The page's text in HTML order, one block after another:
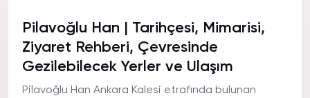
Pilavoğlu Han | Tarihçesi, Mimarisi,
Ziyaret Rehberi, Çevresinde
Gezilebilecek Yerler ve Ulaşım
Pilavoğlu Han Ankara Kalesi etrafında bulunan